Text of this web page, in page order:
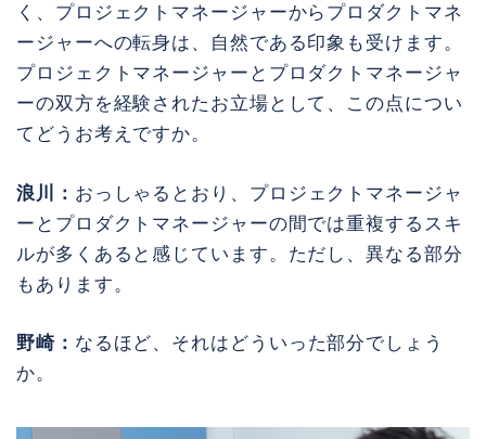
く、プロジェクトマネージャーからプロダクトマネ
ージャーへの転身は、自然である印象も受けます。
プロジェクトマネージャーとプロダクトマネージャ
ーの双方を経験されたお立場として、この点につい
てどうお考えですか。
浪川： おっしゃるとおり、プロジェクトマネージャ
ーとプロダクトマネージャーの間では重複するスキ
ルが多くあると感じています。ただし、異なる部分
もあります。
野崎： なるほど、それはどういった部分でしょう
か。